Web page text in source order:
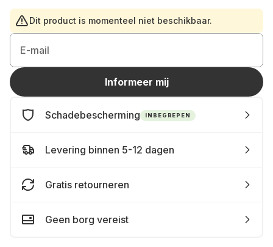
Dit product is momenteel niet beschikbaar.
E-mail
Informeer mij
Schadebescherming INBEGREPEN
Levering binnen 5-12 dagen
Gratis retourneren
Geen borg vereist